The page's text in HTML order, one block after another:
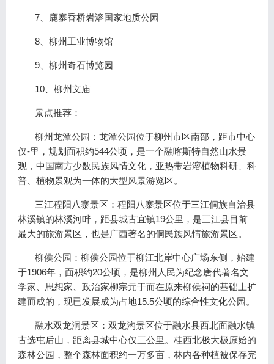
7、鹿寨香桥岩溶国家地质公园
8、柳州工业博物馆
9、柳州奇石博览园
10、柳州文庙
景点推荐：
柳州龙潭公园：龙潭公园位于柳州市区南部，距市中心
仅-里，规划面积约544公顷，是一个融喀斯特自然山水景
观，中国南方少数民族风情文化，亚热带岩溶植物科研、科
普、植物景观为一体的大型风景游览区。
三江程阳八寨景区：程阳八寨景区位于三江侗族自治县
林溪镇的林溪河畔，距县城古宜镇19公里，是三江县目前
最大的旅游景区，也是广西著名的侗民族风情旅游景区。
柳侯公园：柳侯公园位于柳江北岸中心广场东侧，始建
于1906年，面积约20公顷，是柳州人民为纪念唐代著名文
学家、思想家、政治家柳宗元于而在原来柳侯祠的基础上扩
建而成的，现已发展成为占地15.5公顷的综合性文化公园。
融水双龙洞景区：双龙沟景区位于融水县西北面融水镇
古选屯后山，距离县城中心仅三公里。桂西北极大极原始的
森林公园，整个森林面积约一万多亩，林内各种植被保存完